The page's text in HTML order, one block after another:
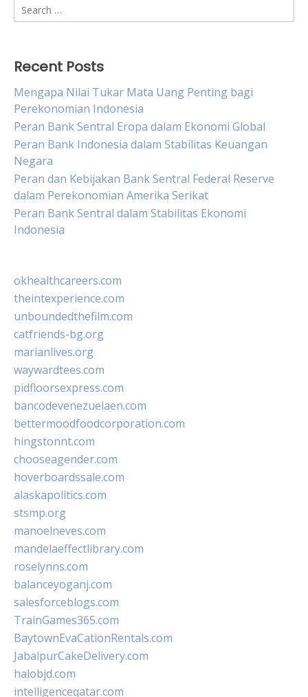
Search
for:
Recent Posts
Mengapa Nilai Tukar Mata Uang Penting bagi
Perekonomian Indonesia
Peran Bank Sentral Eropa dalam Ekonomi Global
Peran Bank Indonesia dalam Stabilitas Keuangan
Negara
Peran dan Kebijakan Bank Sentral Federal Reserve
dalam Perekonomian Amerika Serikat
Peran Bank Sentral dalam Stabilitas Ekonomi
Indonesia
okhealthcareers.com
theintexperience.com
unboundedthefilm.com
catfriends-bg.org
marianlives.org
waywardtees.com
pidfloorsexpress.com
bancodevenezuelaen.com
bettermoodfoodcorporation.com
hingstonnt.com
chooseagender.com
hoverboardssale.com
alaskapolitics.com
stsmp.org
manoelneves.com
mandelaeffectlibrary.com
roselynns.com
balanceyoganj.com
salesforceblogs.com
TrainGames365.com
BaytownEvaCationRentals.com
JabalpurCakeDelivery.com
halobjd.com
intelligenceqatar.com